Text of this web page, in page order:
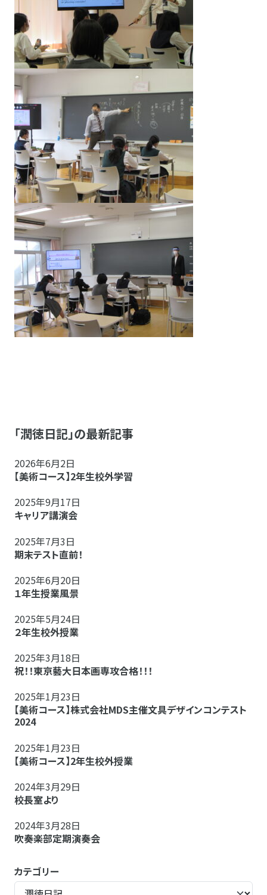
「潤徳日記」の最新記事
2026年6月2日
【美術コース】2年生校外学習
2025年9月17日
キャリア講演会
2025年7月3日
期末テスト直前！
2025年6月20日
１年生授業風景
2025年5月24日
２年生校外授業
2025年3月18日
祝！！東京藝大日本画専攻合格！！！
2025年1月23日
【美術コース】株式会社MDS主催文具デザインコンテスト
2024
2025年1月23日
【美術コース】2年生校外授業
2024年3月29日
校長室より
2024年3月28日
吹奏楽部定期演奏会
カテゴリー